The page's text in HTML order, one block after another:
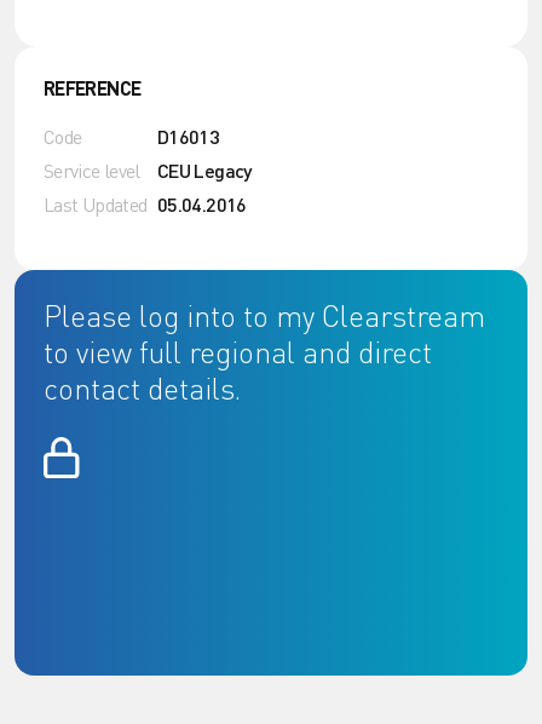
REFERENCE
Code D16013
Service level CEU Legacy
Last Updated 05.04.2016
Please log into to my Clearstream
to view full regional and direct
contact details.